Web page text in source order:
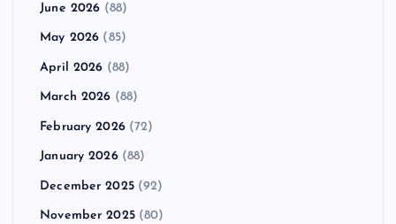
June 2026 (88)
May 2026 (85)
April 2026 (88)
March 2026 (88)
February 2026(72)
January 2026(88)
December 2025(92)
November 2025(80)